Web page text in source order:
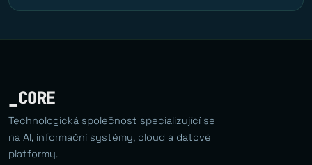
_CORE
Technologická společnost specializující se
na AI, informační systémy, cloud a datové
platformy.